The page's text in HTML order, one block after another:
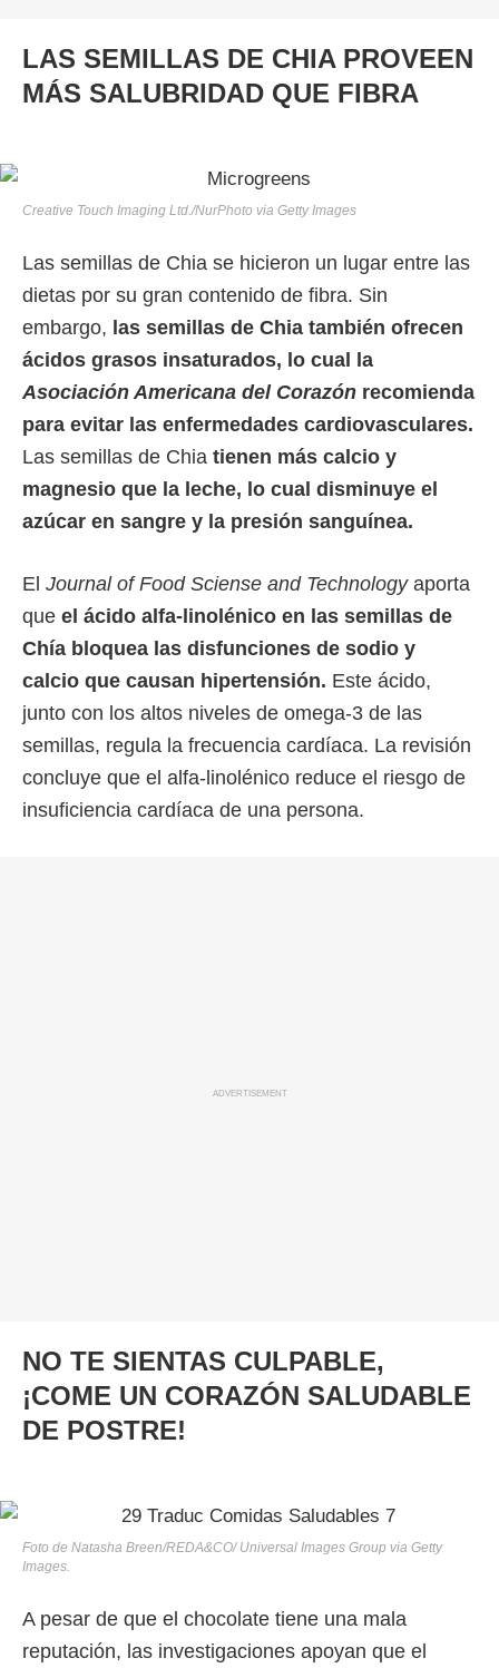
LAS SEMILLAS DE CHIA PROVEEN
MÁS SALUBRIDAD QUE FIBRA
Creative Touch Imaging Ltd./NurPhoto via Getty Images
Las semillas de Chia se hicieron un lugar entre las
dietas por su gran contenido de fibra. Sin
embargo, las semillas de Chia también ofrecen
ácidos grasos insaturados, lo cual la
Asociación Americana del Corazón recomienda
para evitar las enfermedades cardiovasculares.
Las semillas de Chia tienen más calcio y
magnesio que la leche, lo cual disminuye el
azúcar en sangre y la presión sanguínea.
El Journal of Food Sciense and Technologyaporta
que el ácido alfa-linolénico en las semillas de
Chía bloquea las disfunciones de sodio y
calcio que causan hipertensión. Este ácido,
junto con los altos niveles de omega-3 de las
semillas, regula la frecuencia cardíaca. La revisión
concluye que el alfa-linolénico reduce el riesgo de
insuficiencia cardíaca de una persona.
ADVERTISEMENT
NO TE SIENTAS CULPABLE,
¡COME UN CORAZÓN SALUDABLE
DE POSTRE!
Foto de Natasha Breen/REDA&CO/ Universal Images Group via Getty
Images.
A pesar de que el chocolate tiene una mala
reputación, las investigaciones apoyan que el